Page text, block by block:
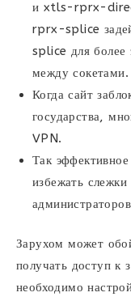
и xtls-rprx-
rprx-splice
splice для более
между сокетами.
Когда сайт
государства,
VPN.
Так
избежать
Зарухом может
получать доступ к
необходимо